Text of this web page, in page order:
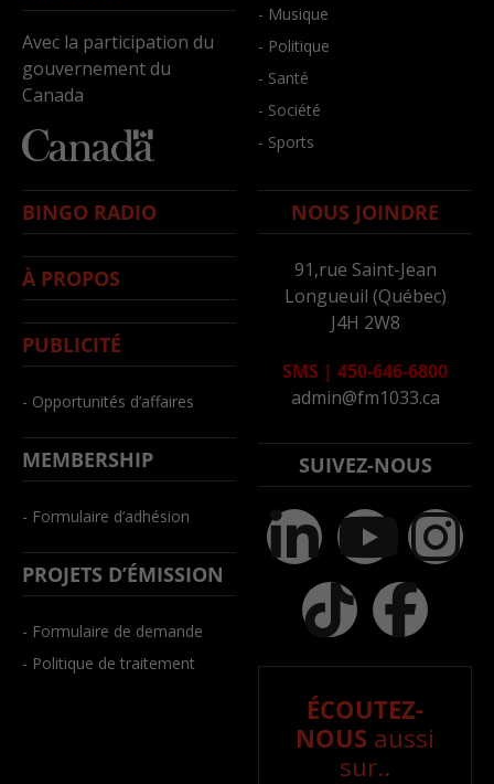
Avec la participation du
gouvernement du
Canada
- Musique
- Politique
- Santé
- Société
- Sports
BINGO RADIO
À PROPOS
PUBLICITÉ
- Opportunités d’affaires
MEMBERSHIP
- Formulaire d’adhésion
PROJETS D’ÉMISSION
- Formulaire de demande
- Politique de traitement
NOUS JOINDRE
91,rue Saint-Jean
Longueuil (Québec)
J4H 2W8
SMS | 450-646-6800
admin@fm1033.ca
SUIVEZ-NOUS
ÉCOUTEZ-
NOUS aussi
sur..